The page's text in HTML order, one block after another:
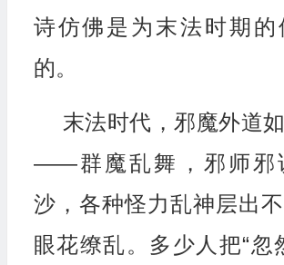
诗仿佛是为末法时期的
的。
末法时代，邪魔外道
——群魔乱舞，邪师邪
沙，各种怪力乱神层出
眼花缭乱。多少人把“忽